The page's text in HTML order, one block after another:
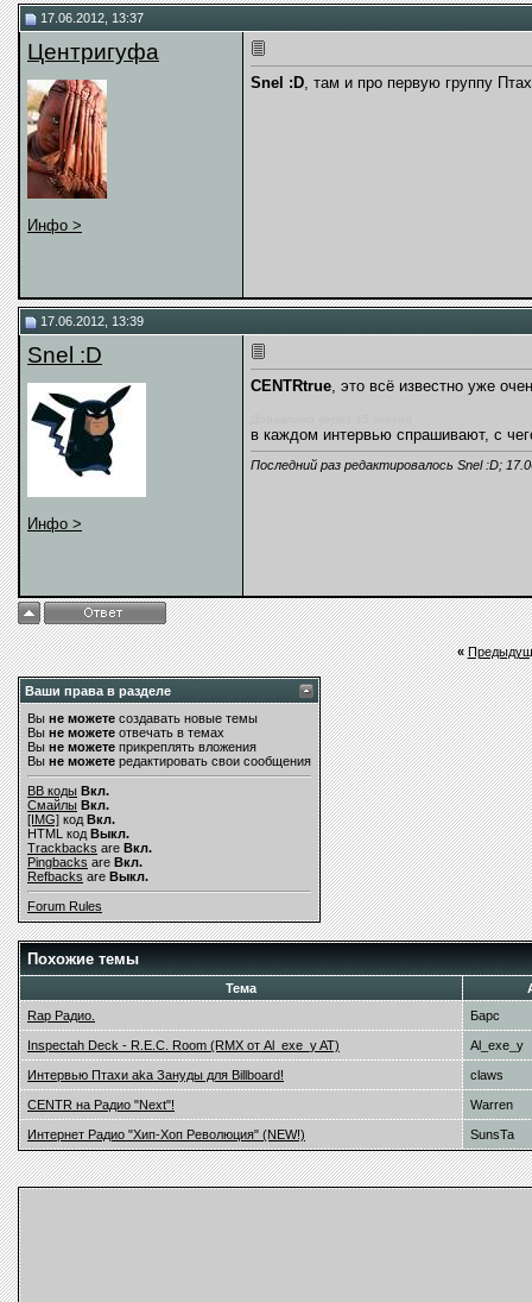
17.06.2012, 13:37
Центригуфа
Инфо >
Snel :D, там и про первую группу
17.06.2012, 13:39
Snel :D
Инфо >
CENTRtrue, это всё известно уже
в каждом интервью спрашивают, с
Последний раз редактировалось Snel :D;
«
Ваши права в разделе
Вы не можете создавать новые темы
Вы не можете отвечать в темах
Вы не можете прикреплять вложения
Вы не можете редактировать свои сообщения
BB коды Вкл.
Смайлы Вкл.
[IMG] код Вкл.
HTML код Выкл.
Trackbacks are Вкл.
Pingbacks are Вкл.
Refbacks are Выкл.
Forum Rules
Похожие темы
Тема
Rap Радио.
Барс
Inspectah Deck - R.E.C. Room (RMX от Al_exe_y AT) Al_exe_y
Интервью Птахи aka Зануды для Billboard! claws
CENTR на Радио "Next"! Warren
Интернет Радио "Хип-Хоп Революция" (NEW!) SunsTa